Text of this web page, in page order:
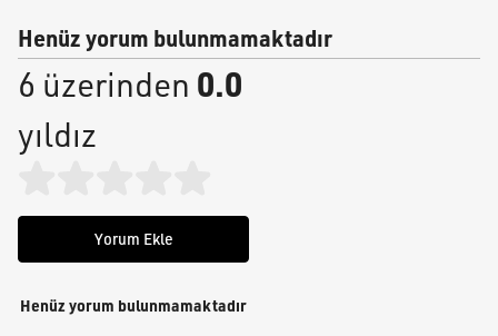
Henüz yorum bulunmamaktadır
6 üzerinden 0.0
yıldız
Yorum Ekle
Henüz yorum bulunmamaktadır